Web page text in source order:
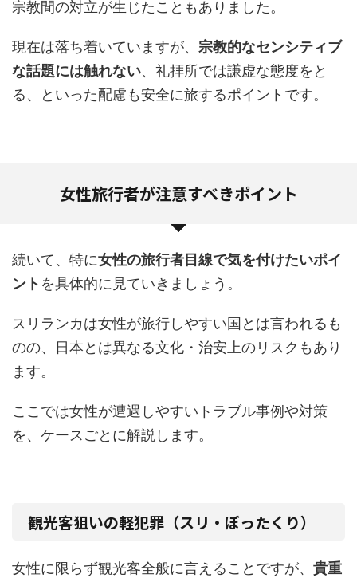
宗教間の対立が生じたこともありました。
現在は落ち着いていますが、 宗教的なセンシティブ
な話題には触れない、礼拝所では謙虚な態度をと
る、といった配慮も安全に旅するポイントです。
女性旅行者が注意すべきポイント
続いて、特に女性の旅行者目線で気を付けたいポイ
ント を具体的に見ていきましょう。
スリランカは女性が旅行しやすい国とは言われるも
のの、日本とは異なる文化・治安上のリスクもあり
ます。
ここでは女性が遭遇しやすいトラブル事例や対策
を、ケースごとに解説します。
観光客狙いの軽犯罪（スリ・ぼったくり）
女性に限らず観光客全般に言えることですが、 貴重